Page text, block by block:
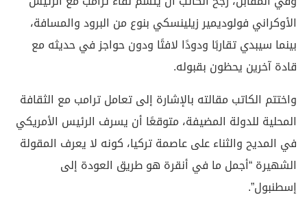
الأوكراني فولوديمير زيلينسكي بنوع من البرود والمسافة،
بينما سيبدي تقاربًا ودودًا لافتًا ودون حواجز في حديثه مع
قادة آخرين يحظون بقبوله.
واختتم الكاتب مقالته بالإشارة إلى تعامل ترامب مع الثقافة
المحلية للدولة المضيفة، متوقعًا أن يسرف الرئيس الأمريكي
في المديح والثناء على عاصمة تركيا، كونه لا يعرف المقولة
الشهيرة “أجمل ما في أنقرة هو طريق العودة إلى
إسطنبول”.